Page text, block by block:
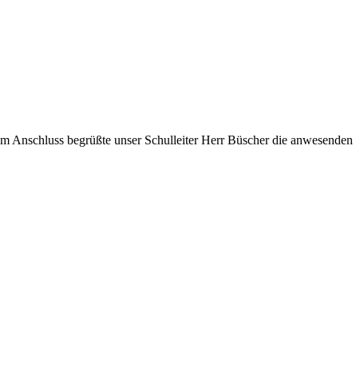
begrüßte unser Schulleiter Herr Büscher die anwesenden